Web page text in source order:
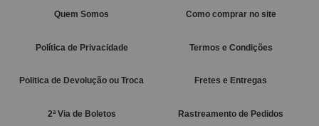
Quem Somos Como comprar no site
Política de Privacidade Termos e Condições
Politica de Devolução ou Troca Fretes e Entregas
2ª Via de Boletos Rastreamento de Pedidos